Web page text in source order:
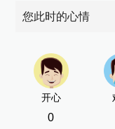
您此时的心情
开心
0